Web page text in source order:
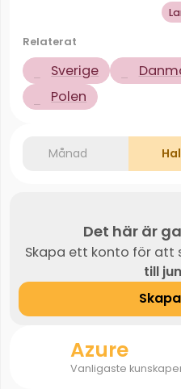
Relaterat
Sverige
Polen
Månad
Det här är
Skapa ett konto för att
till
Azure
Vanligaste